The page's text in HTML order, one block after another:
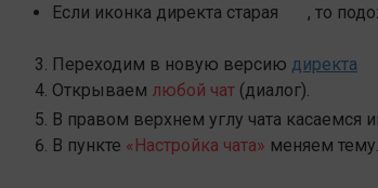
Если иконка директа старая , то
Переходим в новую версию директа
Открываем любой чат (диалог).
В правом верхнем углу чата касаемся
В пункте «Настройка чата» меняем тему.